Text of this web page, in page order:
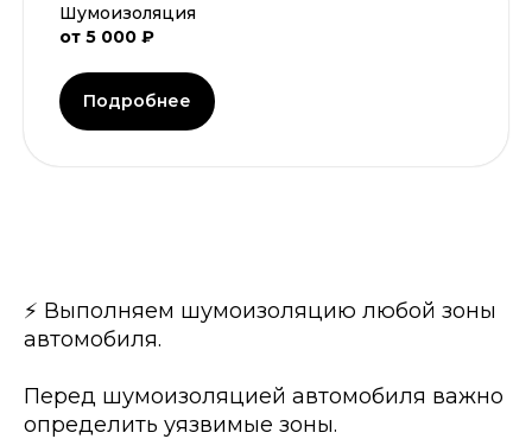
Шумоизоляция
от 5 000 ₽
Подробнее
⚡️ Выполняем шумоизоляцию любой зоны
автомобиля.
Перед шумоизоляцией автомобиля важно
определить уязвимые зоны.